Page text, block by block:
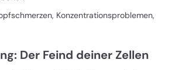
Konzentrationsproblemen,
Der Feind deiner Zellen